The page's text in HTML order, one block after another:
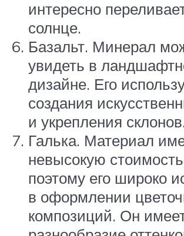
интересно
солнце.
Базальт. Минерал
увидеть в
дизайне. Его
создания
и укрепления склонов.
Галька. Материал
невысокую
поэтому его широко
в оформлении
композиций. Он